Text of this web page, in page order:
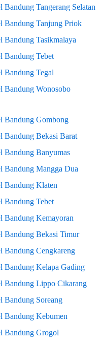
Bandung Tangerang Selatan
Bandung Tanjung Priok
Bandung Tasikmalaya
Bandung Tebet
Bandung Tegal
Bandung Wonosobo
Bandung Gombong
Bandung Bekasi Barat
Bandung Banyumas
Bandung Mangga Dua
Bandung Klaten
Bandung Tebet
Bandung Kemayoran
Bandung Bekasi Timur
Bandung Cengkareng
Bandung Kelapa Gading
Bandung Lippo Cikarang
Bandung Soreang
Bandung Kebumen
Bandung Grogol